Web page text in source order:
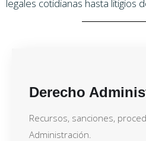
legales cotidianas hasta litigios
Derecho
Recursos, sanciones,
Administración.